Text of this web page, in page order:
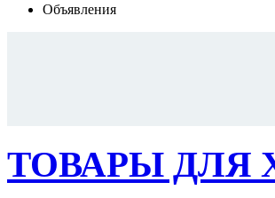
Объявления
ТОВАРЫ ДЛЯ